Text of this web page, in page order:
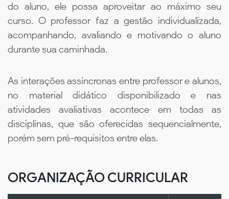
do aluno, ele possa aproveitar ao máximo seu
curso. O professor faz a gestão individualizada,
acompanhando, avaliando e motivando o aluno
durante sua caminhada.
As interações assíncronas entre professor e alunos,
no material didático disponibilizado e nas
atividades avaliativas acontece em todas as
disciplinas, que são oferecidas sequencialmente,
porém sem pré-requisitos entre elas.
ORGANIZAÇÃO CURRICULAR